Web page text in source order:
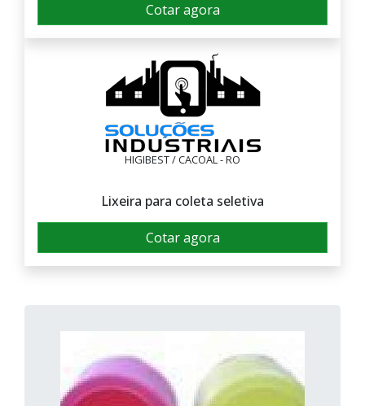
Cotar agora
HIGIBEST / CACOAL - RO
Lixeira para coleta seletiva
Cotar agora